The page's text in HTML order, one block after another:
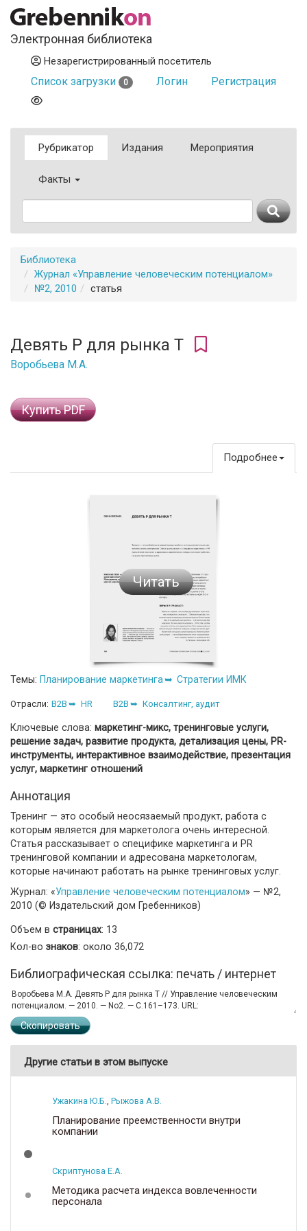
Электронная библиотека
Незарегистрированный посетитель
Список загрузки 0 Логин Регистрация
Рубрикатор Издания Мероприятия
Факты
Библиотека
Журнал «Управление человеческим потенциалом»
№2, 2010
статья
Девять P для рынка T
Воробьева М.А.
Купить PDF
Подробнее
Читать
Темы: Планирование маркетинга Стратегии ИМК
Отрасли: B2B HR B2B Консалтинг, аудит
Ключевые слова: маркетинг-микс, тренинговые услуги,
решение задач, развитие продукта, детализация цены, PR-
инструменты, интерактивное взаимодействие, презентация
услуг, маркетинг отношений
Аннотация
Тренинг — это особый неосязаемый продукт, работа с
которым является для маркетолога очень интересной.
Статья рассказывает о специфике маркетинга и PR
тренинговой компании и адресована маркетологам,
которые начинают работать на рынке тренинговых услуг.
Журнал: «Управление человеческим потенциалом» — №2,
2010 (© Издательский дом Гребенников)
Объем в страницах: 13
Кол-во знаков: около 36,072
Библиографическая ссылка: печать / интернет
Скопировать
Другие статьи в этом выпуске
Ужакина Ю.Б. Рыжова А.В.
Планирование преемственности внутри
компании
Скриптунова Е.А.
Методика расчета индекса вовлеченности
персонала